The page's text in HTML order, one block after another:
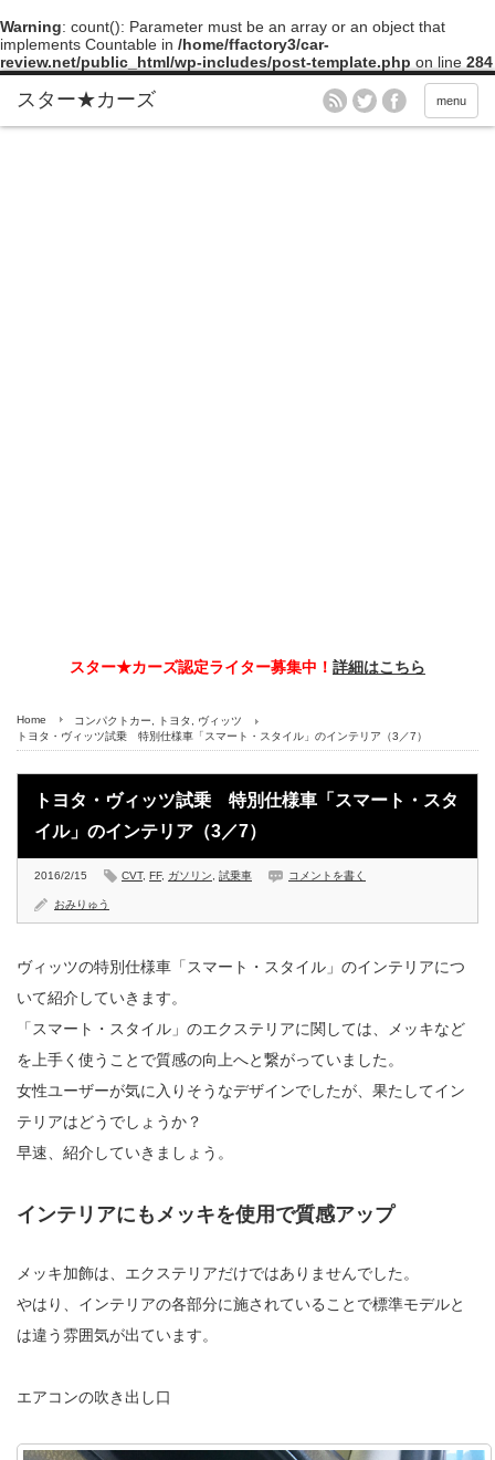
Warning: count(): Parameter must be an array or an object that
implements Countable in /home/ffactory3/car-
review.net/public_html/wp-includes/post-template.php on line 284
menu
スター★カーズ認定ライター募集中！ 詳細はこちら
Home コンパクトカー トヨタ
ヴィッツ
トヨタ・ヴィッツ試乗 特別仕様車「スマート・スタイル」のインテリア（3／7）
トヨタ・ヴィッツ試乗 特別仕様車「スマート・スタ
イル」のインテリア（3／7）
2016/2/15 CVT, FF, ガソリン 試乗車 コメントを書く
おみりゅう
ヴィッツの特別仕様車「スマート・スタイル」のインテリアにつ
いて紹介していきます。
「スマート・スタイル」のエクステリアに関しては、メッキなど
を上手く使うことで質感の向上へと繋がっていました。
女性ユーザーが気に入りそうなデザインでしたが、果たしてイン
テリアはどうでしょうか？
早速、紹介していきましょう。
インテリアにもメッキを使用で質感アップ
メッキ加飾は、エクステリアだけではありませんでした。
やはり、インテリアの各部分に施されていることで標準モデルと
は違う雰囲気が出ています。
エアコンの吹き出し口